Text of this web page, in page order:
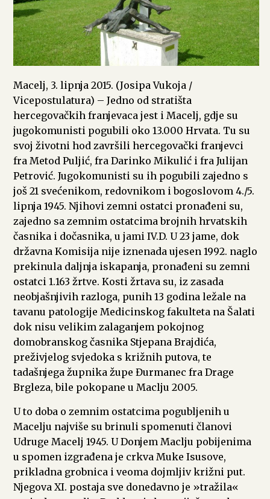
Macelj, 3. lipnja 2015. (Josipa Vukoja /
Vicepostulatura) – Jedno od stratišta
hercegovačkih franjevaca jest i Macelj, gdje su
jugokomunisti pogubili oko 13.000 Hrvata. Tu su
svoj životni hod završili hercegovački franjevci
fra Metod Puljić, fra Darinko Mikulić i fra Julijan
Petrović. Jugokomunisti su ih pogubili zajedno s
još 21 svećenikom, redovnikom i bogoslovom 4./5.
lipnja 1945. Njihovi zemni ostatci pronađeni su,
zajedno sa zemnim ostatcima brojnih hrvatskih
časnika i dočasnika, u jami IV.D. U 23 jame, dok
državna Komisija nije iznenada ujesen 1992. naglo
prekinula daljnja iskapanja, pronađeni su zemni
ostatci 1.163 žrtve. Kosti žrtava su, iz zasada
neobjašnjivih razloga, punih 13 godina ležale na
tavanu patologije Medicinskog fakulteta na Šalati
dok nisu velikim zalaganjem pokojnog
domobranskog časnika Stjepana Brajdića,
preživjelog svjedoka s križnih putova, te
tadašnjega župnika župe Đurmanec fra Drage
Brgleza, bile pokopane u Maclju 2005.
U to doba o zemnim ostatcima pogubljenih u
Macelju najviše su brinuli spomenuti članovi
Udruge Macelj 1945. U Donjem Maclju pobijenima
u spomen izgrađena je crkva Muke Isusove,
prikladna grobnica i veoma dojmljiv križni put.
Njegova XI. postaja sve donedavno je »tražila«